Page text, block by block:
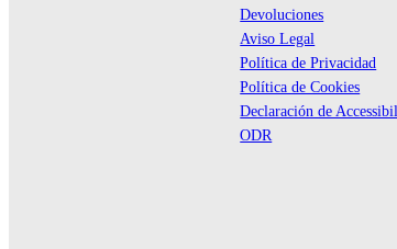
Devoluciones
Aviso Legal
Política de Privacidad
Política de Cookies
Declaración de
ODR